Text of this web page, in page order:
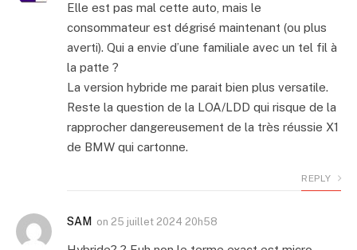
Elle est pas mal cette auto, mais le
consommateur est dégrisé maintenant (ou plus
averti). Qui a envie d’une familiale avec un tel fil à
la patte ?
La version hybride me parait bien plus versatile.
Reste la question de la LOA/LDD qui risque de la
rapprocher dangereusement de la très réussie X1
de BMW qui cartonne.
REPLY
SAM on 25 juillet 2024 20h58